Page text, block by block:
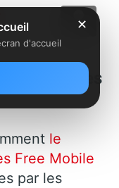
sur les
le
Free Mobile
par les
✕
d'accueil